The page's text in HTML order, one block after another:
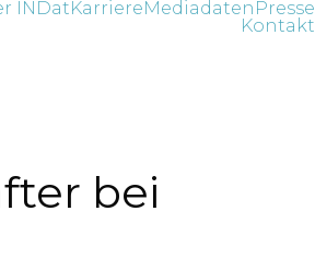
INDatKarriereMediadaten Presse
Kontakt
bei